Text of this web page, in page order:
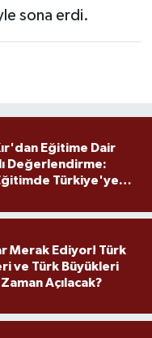
sona erdi.
Eğitime Dair
Değerlendirme:
Türkiye'ye
Merak Ediyor! Türk
ve Türk Büyükleri
Zaman Açılacak?